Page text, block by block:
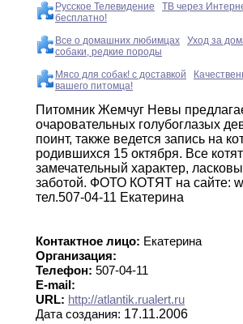
Русское Телевидение
ТВ через
бесплатно!
Все о домашних любимцах
Уход за
собаки, редкие породы
Мясо для собак! с доставкой
вашего питомца!
Питомник Жемчуг Невы
очаровательных голубоглазых
поинт, также ведется запись на
родившихся 15 октября. Все
замечательный характер,
заботой. ФОТО КОТЯТ на сайте:
тел.507-04-11 Екатерина
Контактное лицо: Екатерина
Организация:
Телефон: 507-04-11
E-mail:
URL: http://atlantik.rualert.ru
Дата создания: 17.11.2006